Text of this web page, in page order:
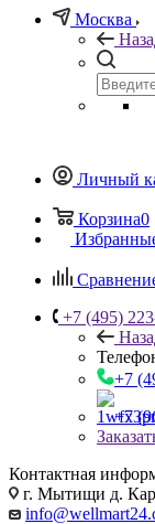
Москва
Личный
Корзина0
+7 (495)
+7
+7
Контактная
г. Мытищи д.